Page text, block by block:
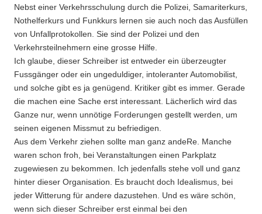
Nebst einer Verkehrsschulung durch die Polizei, Samariterkurs,
Nothelferkurs und Funkkurs lernen sie auch noch das Ausfüllen
von Unfallprotokollen. Sie sind der Polizei und den
Verkehrsteilnehmern eine grosse Hilfe.
Ich glaube, dieser Schreiber ist entweder ein überzeugter
Fussgänger oder ein ungeduldiger, intoleranter Automobilist,
und solche gibt es ja genügend. Kritiker gibt es immer. Gerade
die machen eine Sache erst interessant. Lächerlich wird das
Ganze nur, wenn unnötige Forderungen gestellt werden, um
seinen eigenen Missmut zu befriedigen.
Aus dem Verkehr ziehen sollte man ganz andeRe. Manche
waren schon froh, bei Veranstaltungen einen Parkplatz
zugewiesen zu bekommen. Ich jedenfalls stehe voll und ganz
hinter dieser Organisation. Es braucht doch Idealismus, bei
jeder Witterung für andere dazustehen. Und es wäre schön,
wenn sich dieser Schreiber erst einmal bei den